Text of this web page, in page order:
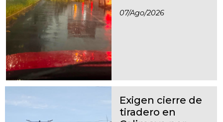
07/ago/2026
Exigen cierre de
tiradero en